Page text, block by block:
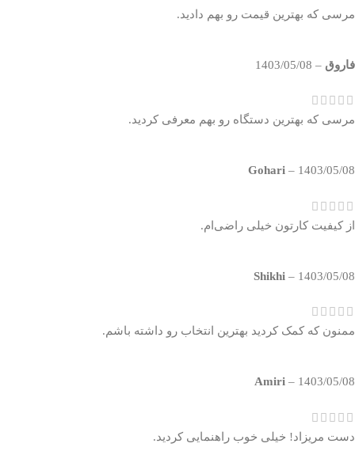
مرسی که بهترین قیمت رو بهم دادید.
فاروق –
1403/05/08
مرسی که بهترین دستگاه رو بهم معرفی کردید.
Gohari – 1403/05/08
از کیفیت کارتون خیلی راضی‌ام.
Shikhi – 1403/05/08
ممنون که کمک کردید بهترین انتخاب رو داشته باشم.
Amiri – 1403/05/08
دست مریزاد! خیلی خوب راهنمایی کردید.